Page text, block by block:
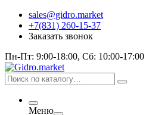
sales@gidro.market
+7(831) 260-15-37
Заказать звонок
Пн-Пт: 9:00-18:00, Сб: 10:00-17:00
Меню